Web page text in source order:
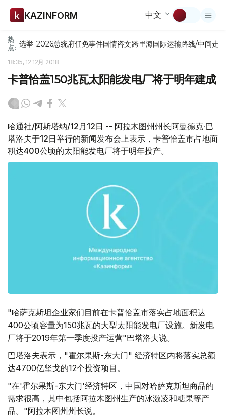
KAZINFORM 中文
热
点: 选举-2026总统府任免事件国情咨文跨里海国际运输路线/中间走廊
18:35, 12 12月 2018
卡普恰盖150兆瓦太阳能发电厂将于明年建成
哈通社/阿斯塔纳/12月12日 -- 阿拉木图州州长阿曼德克·巴
塔洛夫于12日举行的新闻发布会上表示，卡普恰盖市占地面
积达400公顷的太阳能发电厂将于明年投产。
"哈萨克斯坦企业家们目前在卡普恰盖市落实占地面积达
400公顷容量为150兆瓦的大型太阳能发电厂设施。新发电
厂将于2019年第一季度投产运营"巴塔洛夫说。
巴塔洛夫表示，"霍尔果斯-东大门" 经济特区内将落实总额
达4700亿坚戈的12个投资项目。
"在'霍尔果斯-东大门'经济特区，中国对哈萨克斯坦商品的
需求很高，其中包括阿拉木图州生产的冰激凌和糖果等产
品。"阿拉木图州州长说。